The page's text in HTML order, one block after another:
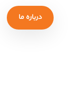
درباره ما